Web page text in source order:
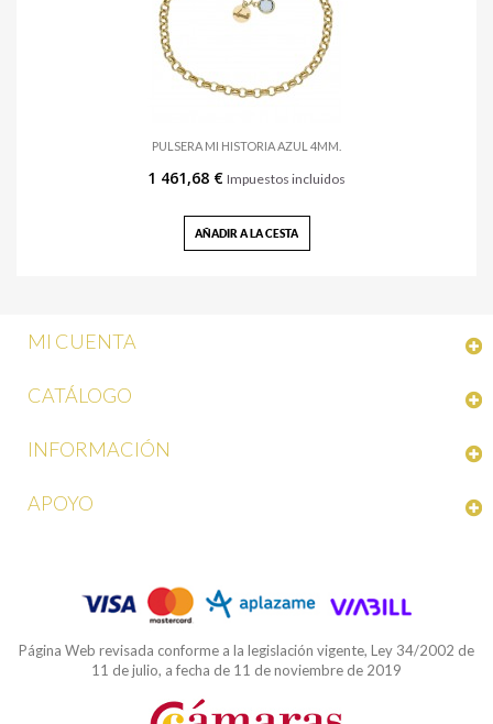
PULSERA MI HISTORIA AZUL 4MM.
1 461,68 € Impuestos incluidos
AÑADIR A LA CESTA
MI CUENTA
CATÁLOGO
INFORMACIÓN
APOYO
Página Web revisada conforme a la legislación vigente, Ley 34/2002 de
11 de julio, a fecha de 11 de noviembre de 2019